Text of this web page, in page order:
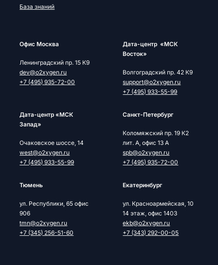
База знаний
Офис Москва
Ленинградский пр. 15 К9
dev@o2xygen.ru
+7 (495) 935-72-00
Дата-центр «МСК
Восток»
Волгоградский пр. 42 К9
support@o2xygen.ru
+7 (495) 933-55-99
Дата-центр «МСК
Запад»
Очаковское шоссе, 14
west@o2xygen.ru
+7 (495) 933-55-99
Cанкт-Петербург
Коломяжский пр. 19 К2
лит. А, офис 13 А
spb@o2xygen.ru
+7 (495) 935-72-00
Тюмень
ул. Республики, 65 офис
906
tmn@o2xygen.ru
+7 (345) 256-51-60
Екатеринбург
ул. Красноармейская, 10
14 этаж, офис 1403
ekb@o2xygen.ru
+7 (343) 292-00-05